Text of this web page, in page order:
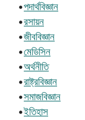
•পদার্থবিজ্ঞান
•রসায়ন
•জীববিজ্ঞান
•মেডিসিন
•অর্থনীতি
•রাষ্ট্রবিজ্ঞান
•সমাজবিজ্ঞান
•ইতিহাস